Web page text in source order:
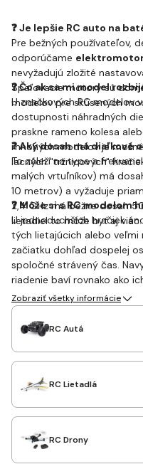
❓ Je lepšie RC auto na
Pre bežných používateľov,
odporúčame
nevyžadujú zložité
Spaľovacie motory sú
modelov pre skúsených
❓ Čo ak sa mi model
U značkových RC modelov
dostupnosti náhradných
praskne rameno kolesa
mnohých modelov je
lacných "tržnicových"
❓ Aký dosah má diaľkové
To záleží na type a
malých vrtuľníkov) má
10 metrov) a vyžaduje
2,4 GHz má bežne dosah
lietadiel to môže byť aj viac.
❓ Môže si s RC modelom
U jednoduchších hračiek
tých lietajúcich alebo
začiatku dohľad dospelej
spoločné strávený čas.
riadenie baví rovnako ako
Zobraziť všetky informácie
RC Autá
RC Lietadlá
RC Drony